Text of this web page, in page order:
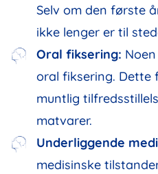
Selv om den første
ikke lenger er til
Oral fiksering:
oral fiksering. Dette
muntlig
matvarer.
Underliggende
medisinske